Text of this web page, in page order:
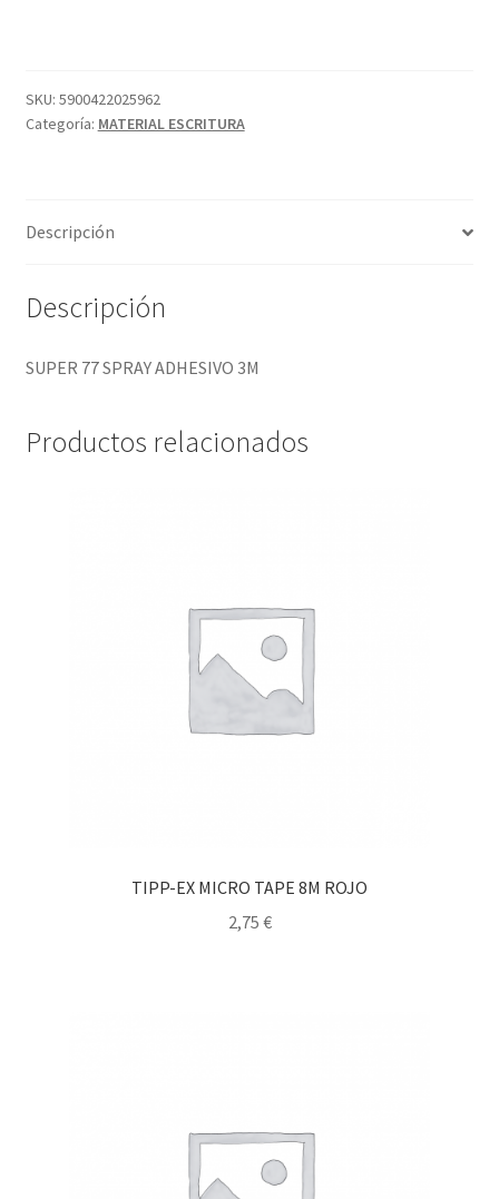
cantidad
SKU: 5900422025962
Categoría: MATERIAL ESCRITURA
Descripción
Descripción
SUPER 77 SPRAY ADHESIVO 3M
Productos relacionados
TIPP-EX MICRO TAPE 8M ROJO
2,75 €